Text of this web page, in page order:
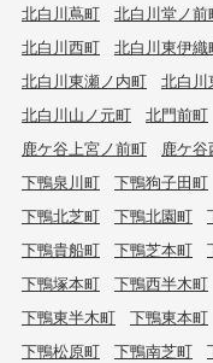
北白川蔦町
北白川堂ノ前
北白川西町
北白川東伊織
北白川東瀬ノ内町
北白川
北白川山ノ元町
北門前町
鹿ケ谷上宮ノ前町
鹿ケ
下鴨泉川町
下鴨狗子田町
下鴨北芝町
下鴨北園町
下鴨貴船町
下鴨芝本町
下鴨塚本町
下鴨西半木町
下鴨東半木町
下鴨東本町
下鴨松原町
下鴨南芝町